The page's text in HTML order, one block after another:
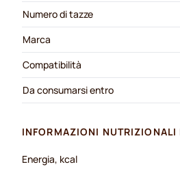
Numero di tazze
Marca
Compatibilità
Da consumarsi entro
INFORMAZIONI NUTRIZIONALI
Energia, kcal